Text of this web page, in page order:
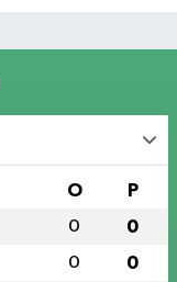
O P
0 0
0 0